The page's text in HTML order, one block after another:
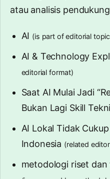
atau analisis
AI (is part of editorial
AI & Technology
editorial format)
Saat AI Mulai Jadi
Bukan Lagi Skill
AI Lokal Tidak
Indonesia (related
metodologi riset